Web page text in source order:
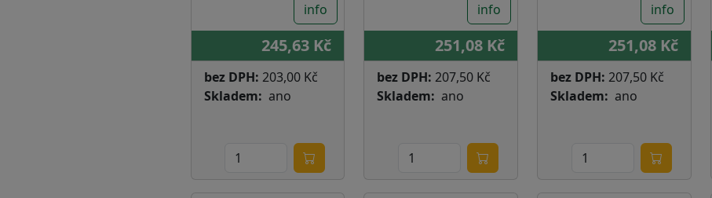
info
245,63 Kč
bez DPH: 203,00 Kč
Skladem
ano
info
251,08 Kč
bez DPH: 207,50 Kč
Skladem
ano
info
251,08 Kč
bez DPH: 207,50 Kč
Skladem
ano